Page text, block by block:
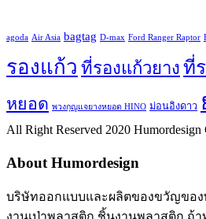
agoda Air Asia bagtag D-max Ford Ranger Raptor
รองแก้ว ที่รองแก้วยาง ที่
หยอด พวงกุญแจยางหยอด HINO ม่อนอิงดาว
All Right Reserved 2020 Humordesign
About Humordesign
บริษัทออกแบบและผลิตของขวัญขอ
งานเป่าพลาสติก ชิ้นงานพลาสติก ถ้าท่